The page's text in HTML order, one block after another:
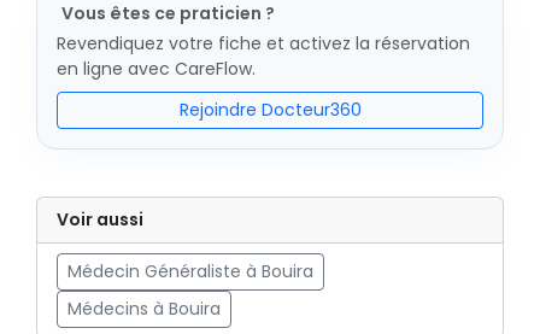
Vous êtes ce praticien ?
Revendiquez votre fiche et activez la réservation
en ligne avec CareFlow.
Rejoindre Docteur360
Voir aussi
Médecin Généraliste à Bouira
Médecins à Bouira